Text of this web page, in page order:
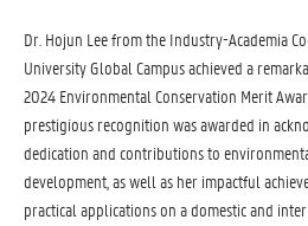
Dr. Hojun Lee from the Industry-Academia
University Global Campus achieved a
2024 Environmental Conservation Merit
prestigious recognition was awarded in
dedication and contributions to
development, as well as her impactful
practical applications on a domestic and